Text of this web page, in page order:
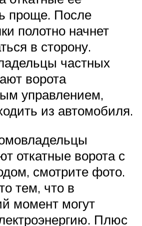
проще. После
полотно начнет
в сторону.
частных
ворота
управлением,
из автомобиля.
откатные ворота с
смотрите фото.
тем, что в
момент могут
Плюс